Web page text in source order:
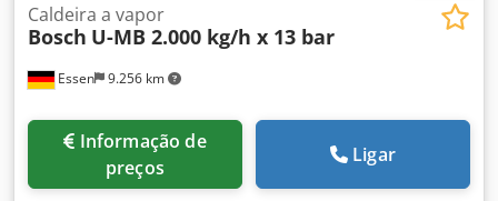
Essen 9.256 km
Caldeira a vapor
Bosch U-MB 2.000 kg/h x 13 bar
preços
Ligar